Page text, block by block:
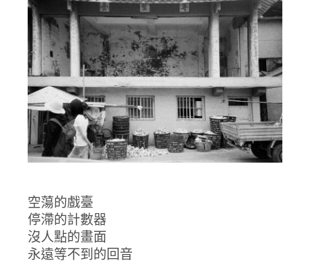
空蕩的戲臺
停滯的計數器
沒人點的畫面
永遠等不到的回音